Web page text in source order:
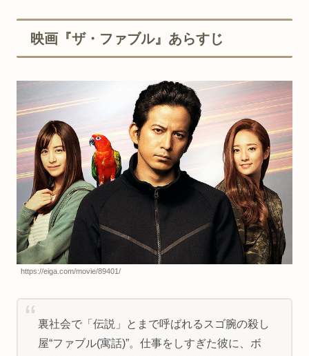
映画『ザ・ファブル』あらすじ
https://eiga.com/movie/89401/
裏社会で「伝説」とまで呼ばれるスゴ腕の殺し
屋“ファブル(寓話)”。仕事をしすぎた彼に、ボ